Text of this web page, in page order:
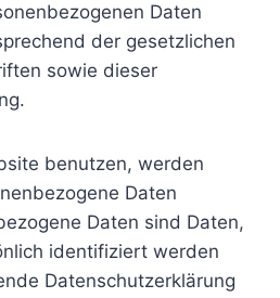
Daten
der gesetzlichen
sowie dieser
benutzen, werden
Daten
Daten sind Daten,
identifiziert werden
Datenschutzerklärung